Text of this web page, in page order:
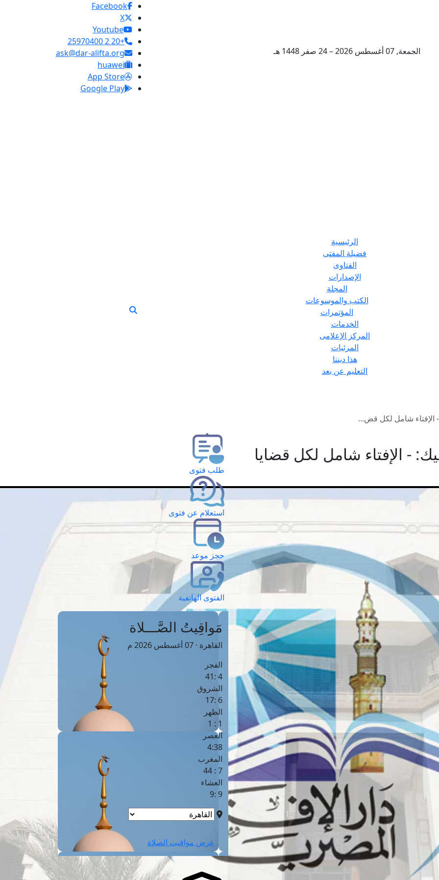
الجمعة, 07 أغسطس 2026 – 24 صفر 1448 هـ
Facebook
X
Youtube
+20 2 25970400
ask@dar-alifta.org
huawei
App Store
Google Play
الرئيسية
فضيلة المفتى
الفتاوى
الإصدارات
المجلة
الكتب والموسوعات
المؤتمرات
الخدمات
المركز الإعلامى
المرئيات
هذا ديننا
التعليم عن بعد
الإفتاء شامل لكل قض...
- الإفتاء شامل لكل قضايا
طلب فتوى
استعلام عن فتوى
حجز موعد
الفتوى الهاتفية
مَواقِيتُ الصَّـــلاة
القاهرة · 07 أغسطس 2026 م
الفجر
4 :41
الشروق
6 :17
الظهر
1 : 1
العصر
4:38
المغرب
7 : 44
العشاء
9 :9
عرض مواقيت الصلاة